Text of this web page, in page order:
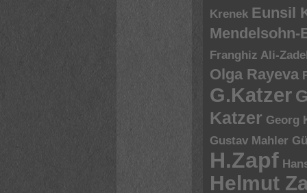
Krenek Eunsil
Mendelsohn-
Franghiz Ali-
Olga Rayeva
G.Katzer
Katzer Georg
Gustav Mahler
H.Zapf
Helmut